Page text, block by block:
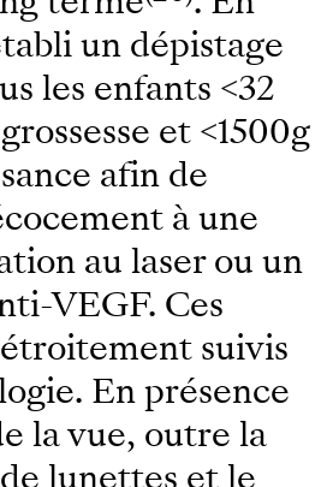
un dépistage
les enfants <32
et <1500g
afin de
à une
au laser ou un
VEGF. Ces
suivis
En présence
la vue, outre la